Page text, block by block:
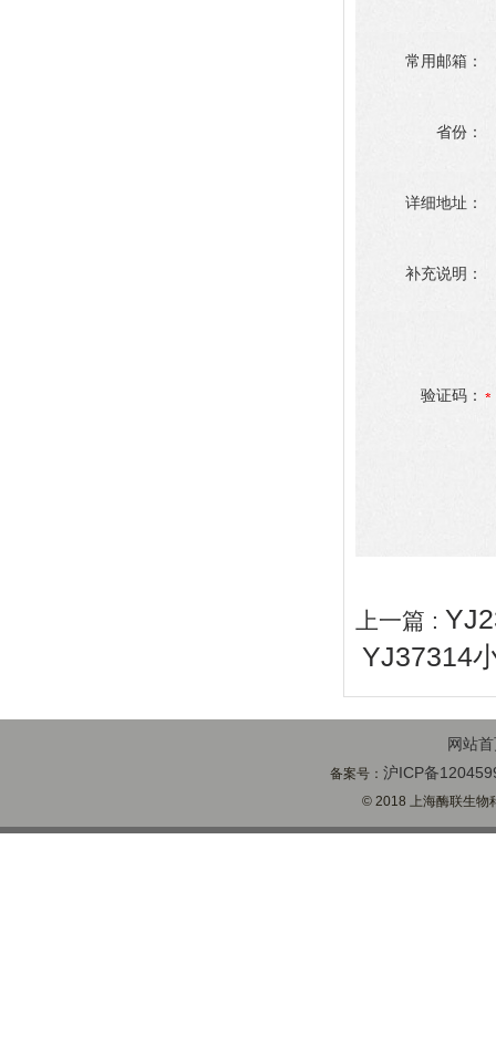
常用邮箱：
省份：
详细地址：
补充说明：
验证码：
上一篇 :
YJ37314
网站
备案号：沪ICP备
© 2018 上海酶联生物